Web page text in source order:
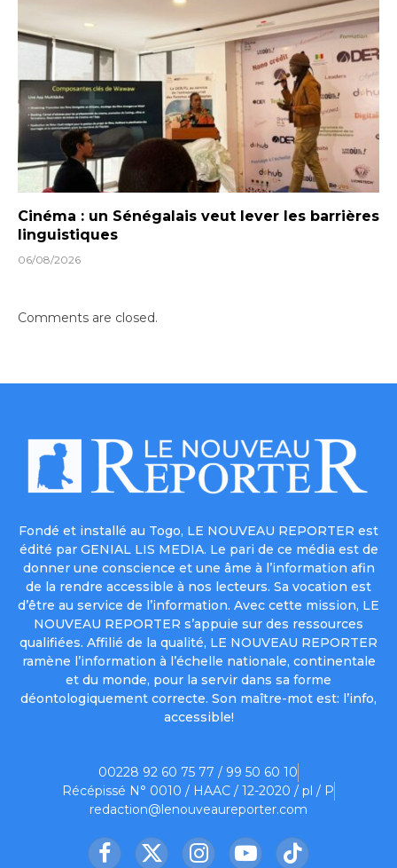
Cinéma : un Sénégalais veut lever les barrières
linguistiques
06/08/2026
Comments are closed.
Fondé et installé au Togo, LE NOUVEAU REPORTER est
édité par GENIAL LIS MEDIA. Le pari de ce média est de
donner une conscience et une âme à l’information afin
de la rendre accessible à nos lecteurs. Sa vocation est
d’être au service de l’information. Avec cette mission, LE
NOUVEAU REPORTER s’appuie sur des ressources
qualifiées. Affilié de la qualité, LE NOUVEAU REPORTER
ramène l’information à l’échelle nationale, continentale
et du monde, pour la servir dans sa forme
déontologiquement correcte. Son maître-mot est: l’info,
accessible!
00228 92 60 75 77 / 99 50 60 10
Récépissé N° 0010 / HAAC / 12-2020 / pl / P
redaction@lenouveaureporter.com
Facebook
X InstagramYouTubeTikTok